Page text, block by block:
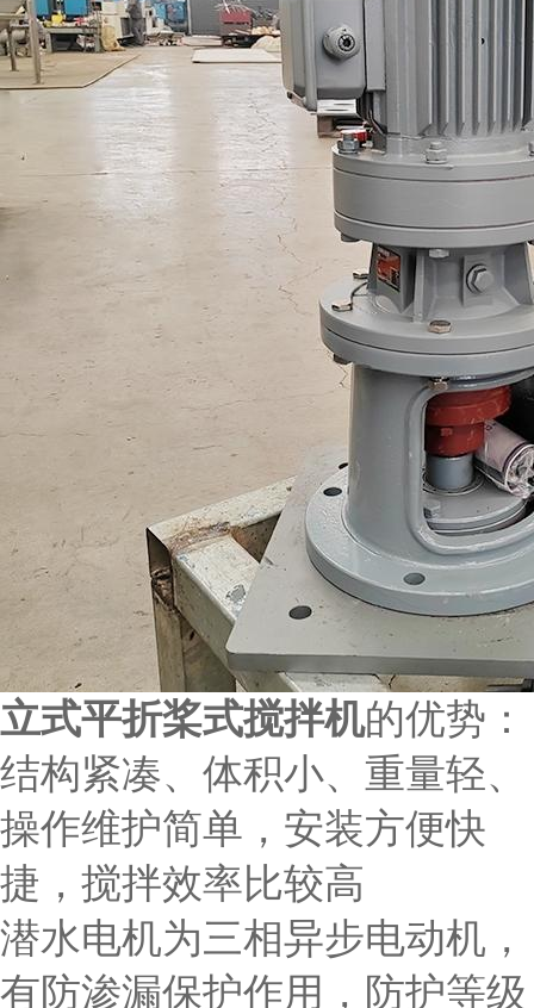
立式平折桨式搅拌机的优势：
结构紧凑、体积小、重量轻、
操作维护简单，安装方便快
捷，搅拌效率比较高
潜水电机为三相异步电动机，
有防渗漏保护作用，防护等级